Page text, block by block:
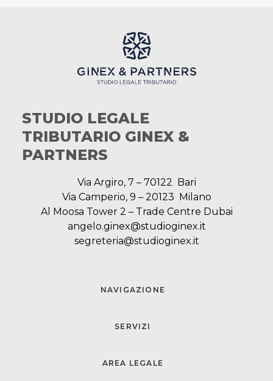
STUDIO LEGALE
TRIBUTARIO GINEX &
PARTNERS
Via Argiro, 7 – 70122 Bari
Via Camperio, 9 – 20123 Milano
Al Moosa Tower 2 – Trade Centre Dubai
angelo.ginex@studioginex.it
segreteria@studioginex.it
NAVIGAZIONE
SERVIZI
AREA LEGALE